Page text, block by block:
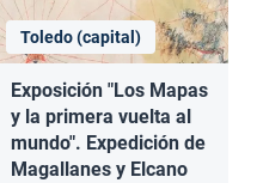
Toledo (capital)
Exposición "Los Mapas
y la primera vuelta al
mundo". Expedición de
Magallanes y Elcano